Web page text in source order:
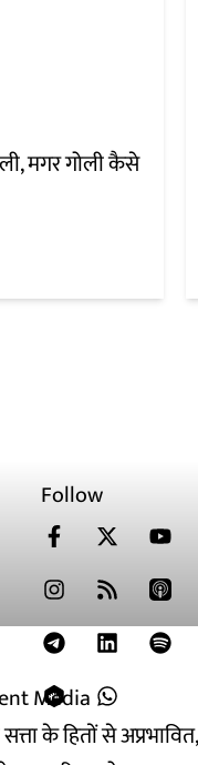
Media
सत्ता के हितों से
मगर गोली कैसे
Follow